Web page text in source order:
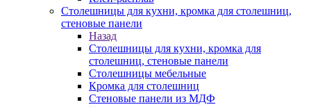
Столешницы для кухни, кромка для столешниц,
стеновые панели
Назад
Столешницы для кухни, кромка для
столешниц, стеновые панели
Столешницы мебельные
Кромка для столешниц
Стеновые панели из МДФ